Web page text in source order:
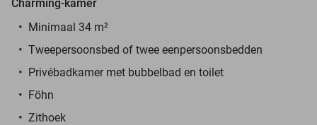
Charming-kamer
Minimaal 34 m²
Tweepersoonsbed of twee eenpersoonsbedden
Privébadkamer met bubbelbad en toilet
Föhn
Zithoek